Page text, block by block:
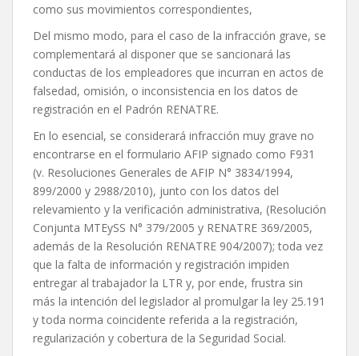
como sus movimientos correspondientes,
Del mismo modo, para el caso de la infracción grave, se
complementará al disponer que se sancionará las
conductas de los empleadores que incurran en actos de
falsedad, omisión, o inconsistencia en los datos de
registración en el Padrón RENATRE.
En lo esencial, se considerará infracción muy grave no
encontrarse en el formulario AFIP signado como F931
(v. Resoluciones Generales de AFIP N° 3834/1994,
899/2000 y 2988/2010), junto con los datos del
relevamiento y la verificación administrativa, (Resolución
Conjunta MTEySS N° 379/2005 y RENATRE 369/2005,
además de la Resolución RENATRE 904/2007); toda vez
que la falta de información y registración impiden
entregar al trabajador la LTR y, por ende, frustra sin
más la intención del legislador al promulgar la ley 25.191
y toda norma coincidente referida a la registración,
regularización y cobertura de la Seguridad Social.